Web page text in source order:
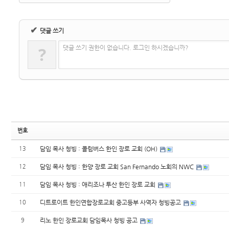
✔ 댓글 쓰기
? 댓글 쓰기 권한이 없습니다. 로그인 하시겠습니까?
번호
13 담임 목사 청빙 : 콜럼버스 한인 장로 교회 (OH)
12 담임 목사 청빙 : 한양 장로 교회 San Fernando 노회의 NWC
11 담임 목사 청빙 : 애리조나 투산 한인 장로 교회
10 디트로이트 한인연합장로교회 중고등부 사역자 청빙공고
9 리노 한인 장로교회 담임목사 청빙 공고